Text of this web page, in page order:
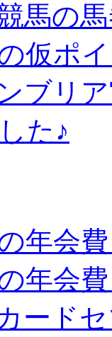
馬の
仮ポ
ブリ
た♪
年会
年会
ード